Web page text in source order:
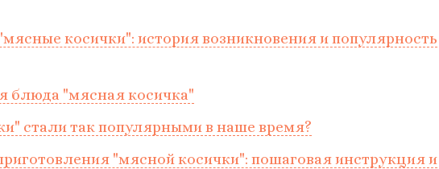
косички": история возникновения и популярность
блюда "мясная косичка"
стали так популярными в наше время?
"мясной косички": пошаговая инструкция и